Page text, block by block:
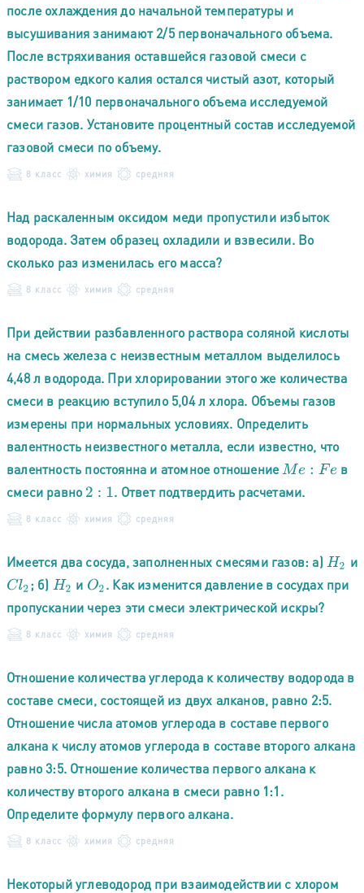
после охлаждения до начальной температуры и
высушивания занимают 2/5 первоначального объема.
После встряхивания оставшейся газовой смеси с
раствором едкого калия остался чистый азот, который
занимает 1/10 первоначального объема исследуемой
смеси газов. Установите процентный состав исследуемой
газовой смеси по объему.
8 класс химия средняя
Над раскаленным оксидом меди пропустили избыток
водорода. Затем образец охладили и взвесили. Во
сколько раз изменилась его масса?
8 класс химия средняя
При действии разбавленного раствора соляной кислоты
на смесь железа с неизвестным металлом выделилось
4,48 л водорода. При хлорировании этого же количества
смеси в реакцию вступило 5,04 л хлора. Объемы газов
измерены при нормальных условиях. Определить
валентность неизвестного металла, если известно, что
валентность постоянна и атомное отношениеMe:F e
в
смеси равно 2: 1 . Ответ подтвердить расчетами.
8 класс химия средняя
Имеется два сосуда, заполненных смесями газов: а) H2 и
Cl2 ; б) H2 и O2 . Как изменится давление в сосудах при
пропускании через эти смеси электрической искры?
8 класс химия средняя
Отношение количества углерода к количеству водорода в
составе смеси, состоящей из двух алканов, равно 2:5.
Отношение числа атомов углерода в составе первого
алкана к числу атомов углерода в составе второго алкана
равно 3:5. Отношение количества первого алкана к
количеству второго алкана в смеси равно 1:1.
Определите формулу первого алкана.
8 класс химия средняя
Некоторый углеводород при взаимодействии с хлором